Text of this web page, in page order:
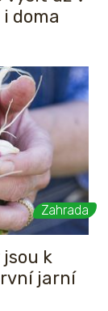
doma
Zahrada
k
jarní